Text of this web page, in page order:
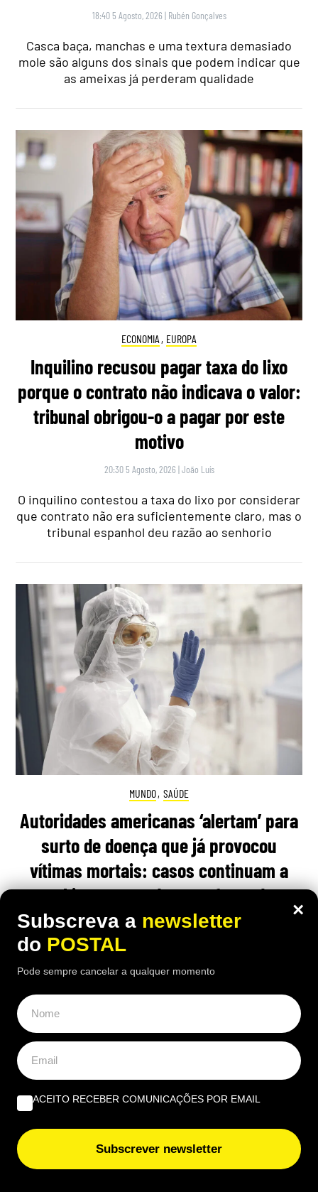
18:40 5 Agosto, 2026 | Rubén Gonçalves
Casca baça, manchas e uma textura demasiado
mole são alguns dos sinais que podem indicar que
as ameixas já perderam qualidade
ECONOMIA , EUROPA
Inquilino recusou pagar taxa do lixo
porque o contrato não indicava o valor:
tribunal obrigou-o a pagar por este
motivo
20:30 5 Agosto, 2026 |João Luís
O inquilino contestou a taxa do lixo por considerar
que contrato não era suficientemente claro, mas o
tribunal espanhol deu razão ao senhorio
MUNDO, SAÚDE
Autoridades americanas ‘alertam’ para
surto de doença que já provocou
vítimas mortais: casos continuam a
subir e esta pode ser a fonte de
contaminação
08:30 4 Agosto, 2026
Com mais de 11.000 casos de infeção
contabilizados, esta doença intestinal está a gerar
algum pânico em diversos estados americanos
inteligência artificial na prática jurídica
×
Subscreva a newsletter
do POSTAL
Pode sempre cancelar a qualquer momento
ACEITO RECEBER COMUNICAÇÕES POR EMAIL
Subscrever newsletter